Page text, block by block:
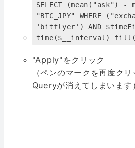
SELECT (mean("ask") -
"BTC_JPY" WHERE
'bitflyer') AND
time($__interval)
"Apply"をクリック
（ペンのマークを再度ク
Queryが消えてしまいます）